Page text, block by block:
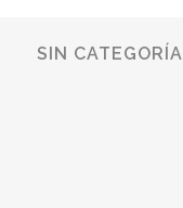
SIN CATEGORÍA